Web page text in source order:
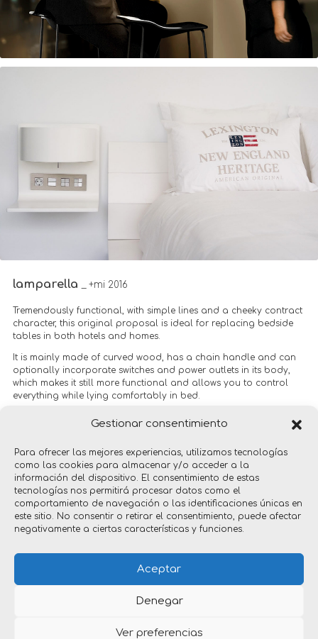
Gestionar consentimiento
Para ofrecer las mejores experiencias, utilizamos tecnologías
como las cookies para almacenar y/o acceder a la
información del dispositivo. El consentimiento de estas
tecnologías nos permitirá procesar datos como el
comportamiento de navegación o las identificaciones únicas en
este sitio. No consentir o retirar el consentimiento, puede afectar
negativamente a ciertas características y funciones.
Aceptar
Denegar
Ver preferencias
lamparella _ +mi 2016
Tremendously functional, with simple lines and a cheeky contract
character, this original proposal is ideal for replacing bedside
tables in both hotels and homes.
It is mainly made of curved wood, has a chain handle and can
optionally incorporate switches and power outlets in its body,
which makes it still more functional and allows you to control
everything while lying comfortably in bed.
www.plussmi.com